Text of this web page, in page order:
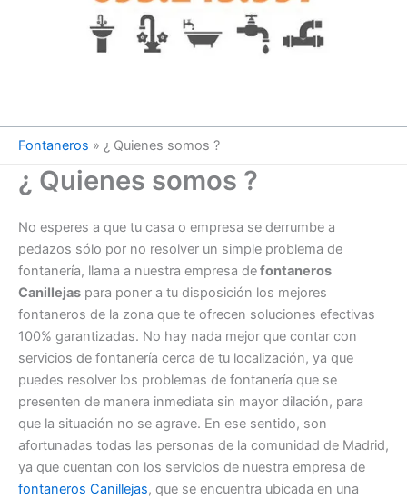
Fontaneros » ¿ Quienes somos ?
¿ Quienes somos ?
No esperes a que tu casa o empresa se derrumbe a
pedazos sólo por no resolver un simple problema de
fontanería, llama a nuestra empresa defontaneros
Canillejas para poner a tu disposición los mejores
fontaneros de la zona que te ofrecen soluciones efectivas
100% garantizadas. No hay nada mejor que contar con
servicios de fontanería cerca de tu localización, ya que
puedes resolver los problemas de fontanería que se
presenten de manera inmediata sin mayor dilación, para
que la situación no se agrave. En ese sentido, son
afortunadas todas las personas de la comunidad de Madrid,
ya que cuentan con los servicios de nuestra empresa de
fontaneros Canillejas, que se encuentra ubicada en una